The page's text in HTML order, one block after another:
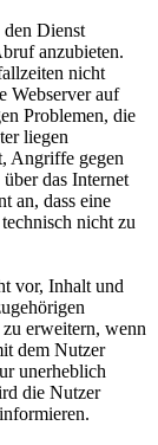
Dienst
anzubieten.
nicht
Webserver auf
Problemen, die
liegen
Angriffe gegen
das Internet
an, dass eine
nicht zu
vor, Inhalt und
erweitern, wenn
dem Nutzer
unerheblich
die Nutzer